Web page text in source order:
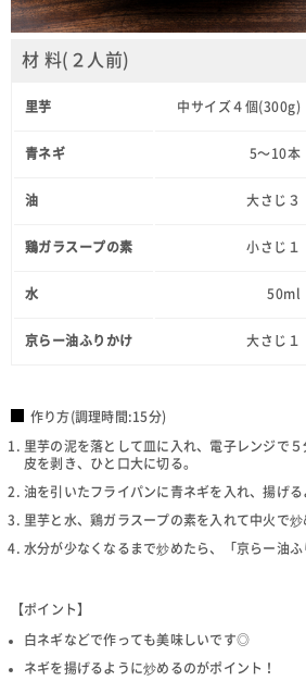
材 料(２人前)
里芋 中サイズ４個(300g)
青ネギ 5～10本
油 大さじ３
鶏ガラスープの素 小さじ１
水 50ml
京らー油ふりかけ 大さじ１
作り方(調理時間:15分)
里芋の泥を落として皿に入れ、電子レンジで
皮を剥き、ひと口大に切る。
油を引いたフライパンに青ネギを入れ、揚げる
里芋と水、鶏ガラスープの素を入れて中火で炒
水分が少なくなるまで炒めたら、「京らー油ふ
【ポイント】
白ネギなどで作っても美味しいです◎
ネギを揚げるように炒めるのがポイント！